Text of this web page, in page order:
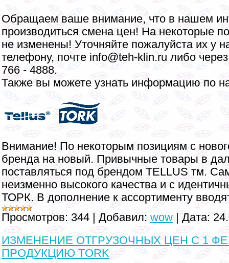
Обращаем ваше внимание, что в нашем
производиться смена цен! На некоторые
не изменены! Уточняйте пожалуйста их у
телефону, почте info@teh-klin.ru либо
766 - 4888.
Также вы можете узнать информацию по
Внимание! По некоторым позициям с
бренда на новый. Привычные товары в
поставляться под брендом TELLUS тм.
неизменно высокого качества и с
ТОРК. В дополнение к ассортименту
Просмотров: 344 Добавил: wow Дата:
ИЗМЕНЕНИЕ ОТГРУЗОЧНЫХ ЦЕН С 1
ПРОДУКЦИЮ TORK